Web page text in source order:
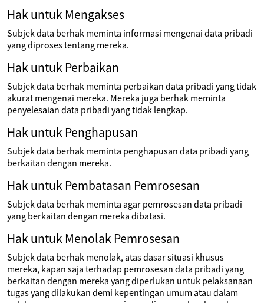
Hak untuk Mengakses
Subjek data berhak meminta informasi mengenai data pribadi
yang diproses tentang mereka.
Hak untuk Perbaikan
Subjek data berhak meminta perbaikan data pribadi yang tidak
akurat mengenai mereka. Mereka juga berhak meminta
penyelesaian data pribadi yang tidak lengkap.
Hak untuk Penghapusan
Subjek data berhak meminta penghapusan data pribadi yang
berkaitan dengan mereka.
Hak untuk Pembatasan Pemrosesan
Subjek data berhak meminta agar pemrosesan data pribadi
yang berkaitan dengan mereka dibatasi.
Hak untuk Menolak Pemrosesan
Subjek data berhak menolak, atas dasar situasi khusus
mereka, kapan saja terhadap pemrosesan data pribadi yang
berkaitan dengan mereka yang diperlukan untuk pelaksanaan
tugas yang dilakukan demi kepentingan umum atau dalam